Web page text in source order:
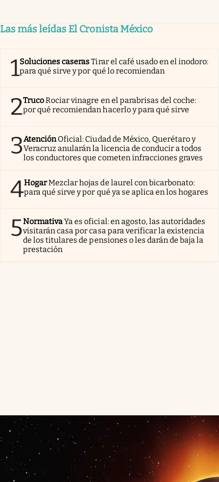
Las más leídas El Cronista México
1Soluciones caserasTirar el café usado en el inodoro:
para qué sirve y por qué lo recomiendan
2TrucoRociar vinagre en el parabrisas del coche:
por qué recomiendan hacerlo y para qué sirve
3AtenciónOficial: Ciudad de México, Querétaro y
Veracruz anularán la licencia de conducir a todos
los conductores que cometen infracciones graves
4HogarMezclar hojas de laurel con bicarbonato:
para qué sirve y por qué ya se aplica en los hogares
5NormativaYa es oficial: en agosto, las autoridades
visitarán casa por casa para verificar la existencia
de los titulares de pensiones o les darán de baja la
prestación